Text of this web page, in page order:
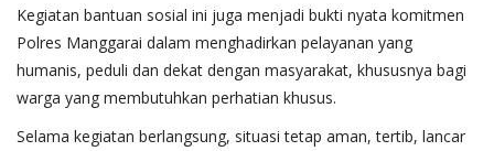
Kegiatan bantuan sosial ini juga menjadi bukti nyata komitmen
Polres Manggarai dalam menghadirkan pelayanan yang
humanis, peduli dan dekat dengan masyarakat, khususnya bagi
warga yang membutuhkan perhatian khusus.
Selama kegiatan berlangsung, situasi tetap aman, tertib, lancar